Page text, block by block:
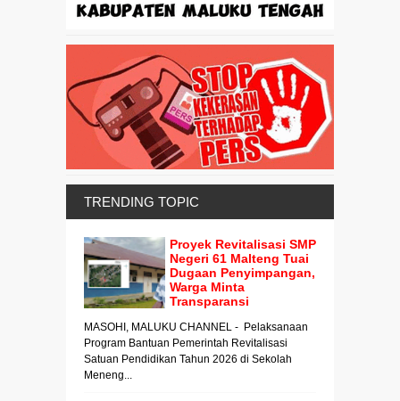
TRENDING TOPIC
Proyek Revitalisasi SMP
Negeri 61 Malteng Tuai
Dugaan Penyimpangan,
Warga Minta
Transparansi
MASOHI, MALUKU CHANNEL - Pelaksanaan
Program Bantuan Pemerintah Revitalisasi
Satuan Pendidikan Tahun 2026 di Sekolah
Meneng...